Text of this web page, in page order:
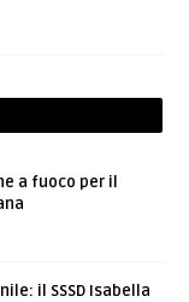
a fuoco per il
il SSSD Isabella